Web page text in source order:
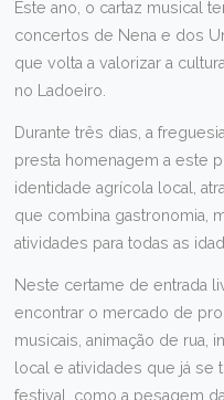
Este ano, o cartaz musical
concertos de Nena e dos
que volta a valorizar a
no Ladoeiro.
Durante três dias, a
presta homenagem a este
identidade agrícola local,
que combina gastronomia,
atividades para todas as
Neste certame de entrada
encontrar o mercado de
musicais, animação de rua,
local e atividades que já se
festival, como a pesagem